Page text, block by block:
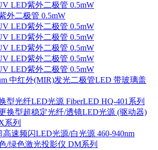
LED紫外二极管 0.5mW
外二极管 0.5mW
LED紫外二极管 0.5mW
LED紫外二极管 0.5mW
LED紫外二极管 0.5mW
LED紫外二极管 0.5mW
LED紫外二极管 0.5mW
中红外(MIR)发光二极管LED 带玻璃盖
型光纤LED光源 FiberLED HQ-401系列
换型超稳定光纤/透镜LED光源 (驱动器)
系列
高速频闪LED光源/白光源 460-940nm
/绿色激光投影仪 DM系列